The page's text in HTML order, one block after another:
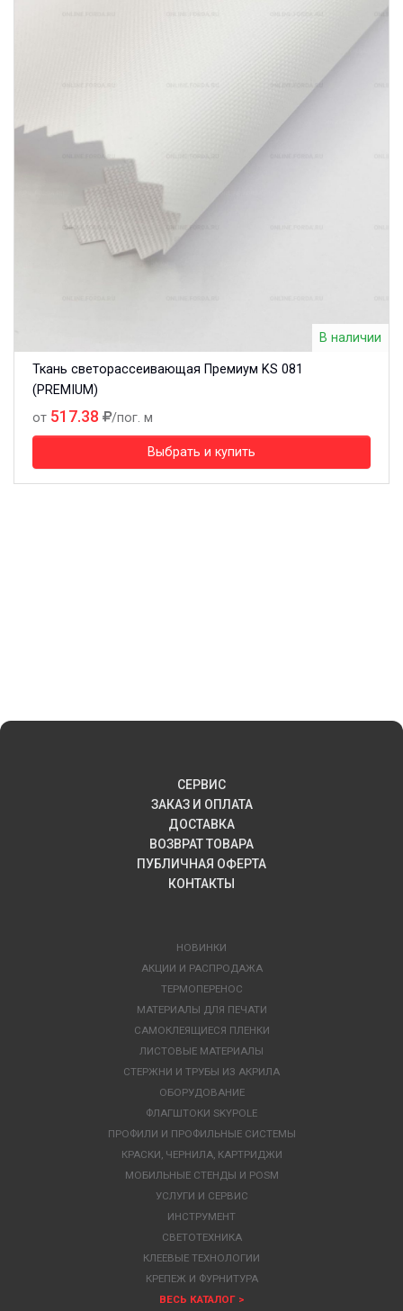
В наличии
Ткань светорассеивающая Премиум KS 081
(PREMIUM)
от 517.38 /пог. м
Выбрать и купить
СЕРВИС
ЗАКАЗ И ОПЛАТА
ДОСТАВКА
ВОЗВРАТ ТОВАРА
ПУБЛИЧНАЯ ОФЕРТА
КОНТАКТЫ
НОВИНКИ
АКЦИИ И РАСПРОДАЖА
ТЕРМОПЕРЕНОС
МАТЕРИАЛЫ ДЛЯ ПЕЧАТИ
САМОКЛЕЯЩИЕСЯ ПЛЕНКИ
ЛИСТОВЫЕ МАТЕРИАЛЫ
СТЕРЖНИ И ТРУБЫ ИЗ АКРИЛА
ОБОРУДОВАНИЕ
ФЛАГШТОКИ SKYPOLE
ПРОФИЛИ И ПРОФИЛЬНЫЕ СИСТЕМЫ
КРАСКИ, ЧЕРНИЛА, КАРТРИДЖИ
МОБИЛЬНЫЕ СТЕНДЫ И POSM
УСЛУГИ И СЕРВИС
ИНСТРУМЕНТ
СВЕТОТЕХНИКА
КЛЕЕВЫЕ ТЕХНОЛОГИИ
КРЕПЕЖ И ФУРНИТУРА
ВЕСЬ КАТАЛОГ >